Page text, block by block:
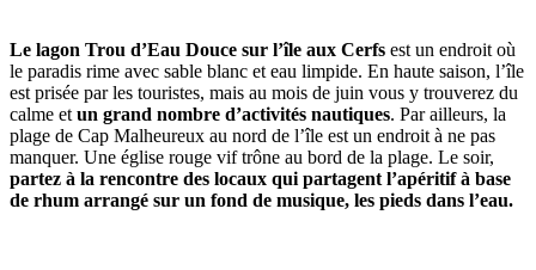
Le lagon Trou d’Eau Douce sur l’île aux Cerfs est un endroit où
le paradis rime avec sable blanc et eau limpide. En haute saison, l’île
est prisée par les touristes, mais au mois de juin vous y trouverez du
calme et un grand nombre d’activités nautiques. Par ailleurs, la
plage de Cap Malheureux au nord de l’île est un endroit à ne pas
manquer. Une église rouge vif trône au bord de la plage. Le soir,
partez à la rencontre des locaux qui partagent l’apéritif à base
de rhum arrangé sur un fond de musique, les pieds dans l’eau.